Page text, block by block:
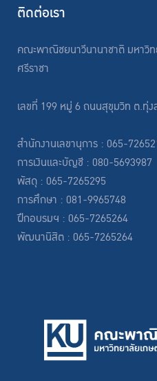
ติดต่อเรา
คณะพาณิชยนาวีนานาชาติ มหาวิ
ศรีราชา
เลขที่ 199 หมู่ 6 ถนนสุขุมวิท ต.ทุ่
สำนักงานเลขานุการ : 065-
การเงินและบัญชี : 080-5693987
พัสดุ : 065-7265295
การศึกษา : 081-9965748
ฝึกอบรมฯ : 065-7265264
พัฒนานิสิต : 065-7265264